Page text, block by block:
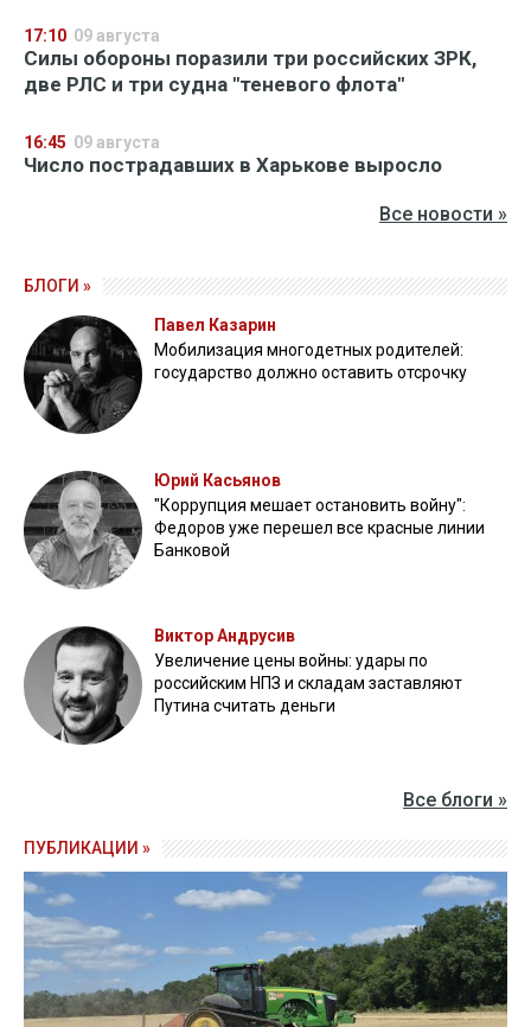
17:10 09 августа
Силы обороны поразили три российских ЗРК,
две РЛС и три судна "теневого флота"
16:45 09 августа
Число пострадавших в Харькове выросло
Все новости »
БЛОГИ »
Павел Казарин
Мобилизация многодетных родителей:
государство должно оставить отсрочку
Юрий Касьянов
"Коррупция мешает остановить войну":
Федоров уже перешел все красные линии
Банковой
Виктор Андрусив
Увеличение цены войны: удары по
российским НПЗ и складам заставляют
Путина считать деньги
Все блоги »
ПУБЛИКАЦИИ »